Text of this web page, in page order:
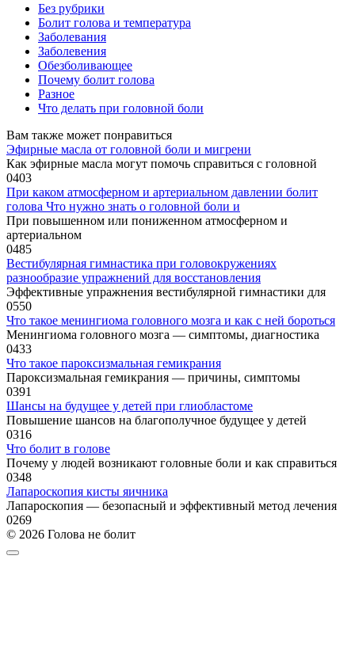
Без рубрики
Болит голова и температура
Заболевания
Заболевения
Обезболивающее
Почему болит голова
Разное
Что делать при головной боли
Вам также может понравиться
Эфирные масла от головной боли и мигрени
Как эфирные масла могут помочь справиться с головной
0403
При каком атмосферном и артериальном давлении болит
голова Что нужно знать о головной боли и
При повышенном или пониженном атмосферном и
артериальном
0485
Вестибулярная гимнастика при головокружениях
разнообразие упражнений для восстановления
Эффективные упражнения вестибулярной гимнастики для
0550
Что такое менингиома головного мозга и как с ней бороться
Менингиома головного мозга — симптомы, диагностика
0433
Что такое пароксизмальная гемикрания
Пароксизмальная гемикрания — причины, симптомы
0391
Шансы на будущее у детей при глиобластоме
Повышение шансов на благополучное будущее у детей
0316
Что болит в голове
Почему у людей возникают головные боли и как справиться
0348
Лапароскопия кисты яичника
Лапароскопия — безопасный и эффективный метод лечения
0269
© 2026 Голова не болит